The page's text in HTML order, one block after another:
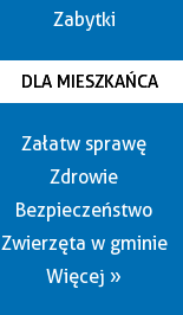
Zabytki
DLA MIESZKAŃCA
Załatw sprawę
Zdrowie
Bezpieczeństwo
Zwierzęta w gminie
Więcej »